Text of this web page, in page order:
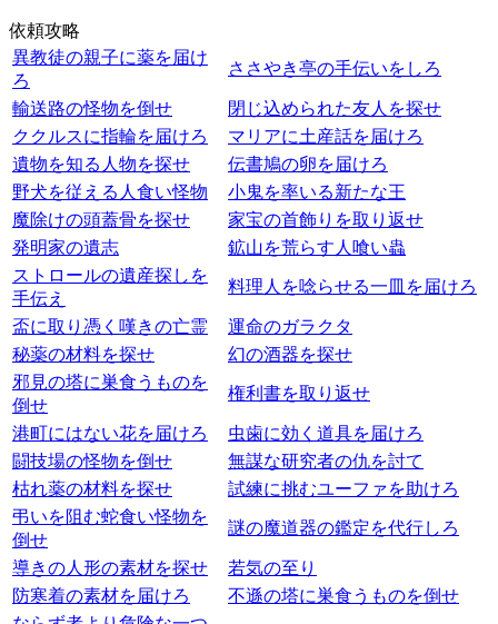
依頼攻略
異教徒の親子に薬を届け
ろ
ささやき亭の手伝いをしろ
輸送路の怪物を倒せ
閉じ込められた友人を探せ
ククルスに指輪を届けろ
マリアに土産話を届けろ
遺物を知る人物を探せ
伝書鳩の卵を届けろ
野犬を従える人食い怪物
小鬼を率いる新たな王
魔除けの頭蓋骨を探せ
家宝の首飾りを取り返せ
発明家の遺志
鉱山を荒らす人喰い蟲
ストロールの遺産探しを
手伝え
料理人を唸らせる一皿を届けろ
盃に取り憑く嘆きの亡霊
運命のガラクタ
秘薬の材料を探せ
幻の酒器を探せ
邪見の塔に巣食うものを
倒せ
権利書を取り返せ
港町にはない花を届けろ
虫歯に効く道具を届けろ
闘技場の怪物を倒せ
無謀な研究者の仇を討て
枯れ薬の材料を探せ
試練に挑むユーファを助けろ
弔いを阻む蛇食い怪物を
倒せ
謎の魔道器の鑑定を代行しろ
導きの人形の素材を探せ
若気の至り
防寒着の素材を届けろ
不遜の塔に巣食うものを倒せ